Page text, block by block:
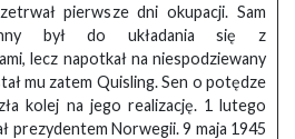
pierwsze dni okupacji. Sam
był do układania się z
lecz napotkał na niespodziewany
mu zatem Quisling. Sen o potędze
kolej na jego realizację. 1 lutego
prezydentem Norwegii. 9 maja 1945